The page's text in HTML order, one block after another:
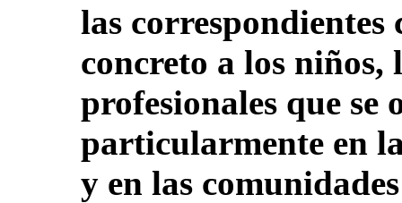
las correspondientes
concreto a los niños,
profesionales que se
particularmente en
y en las